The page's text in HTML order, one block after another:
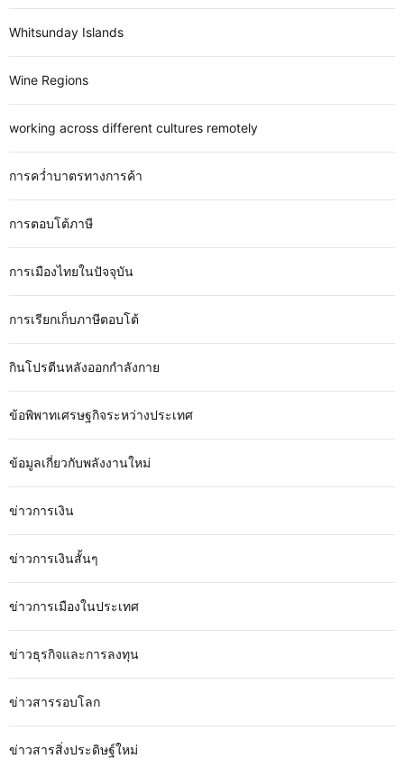
Whitsunday Islands
Wine Regions
working across different cultures remotely
การคว่ำบาตรทางการค้า
การตอบโต้ภาษี
การเมืองไทยในปัจจุบัน
การเรียกเก็บภาษีตอบโต้
กินโปรตีนหลังออกกำลังกาย
ข้อพิพาทเศรษฐกิจระหว่างประเทศ
ข้อมูลเกี่ยวกับพลังงานใหม่
ข่าวการเงิน
ข่าวการเงินสั้นๆ
ข่าวการเมืองในประเทศ
ข่าวธุรกิจและการลงทุน
ข่าวสารรอบโลก
ข่าวสารสิ่งประดิษฐ์ใหม่